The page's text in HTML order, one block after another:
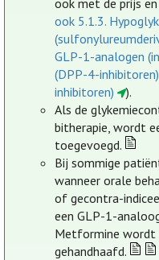
ook met de prijs
ook 5.1.3.
GLP-1-analogen
(DPP-4-inhibitoren)
inhibitoren)
).
Als de
bitherapie, wordt
toegevoegd.
Bij sommige
wanneer orale
of gecontra-
een GLP-1-
Metformine wordt
gehandhaafd.